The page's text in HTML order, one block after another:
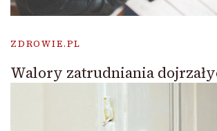
ZDROWIE.PL
Walory zatrudniania